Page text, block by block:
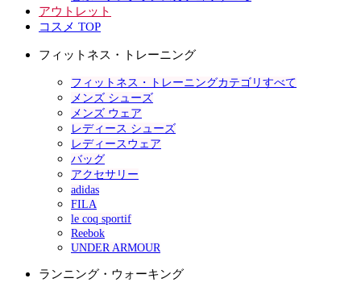
アウトレット
コスメ TOP
フィットネス・トレーニング
フィットネス・トレーニングカテゴリすべて
メンズ シューズ
メンズ ウェア
レディース シューズ
レディースウェア
バッグ
アクセサリー
adidas
FILA
le coq sportif
Reebok
UNDER ARMOUR
ランニング・ウォーキング